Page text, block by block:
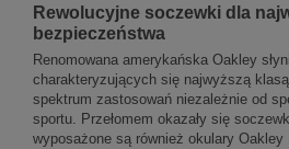
Rewolucyjne soczewki dla
bezpieczeństwa
Renomowana amerykańska Oakley
charakteryzujących się najwyższą
spektrum zastosowań niezależnie od
sportu. Przełomem okazały się
wyposażone są również okulary